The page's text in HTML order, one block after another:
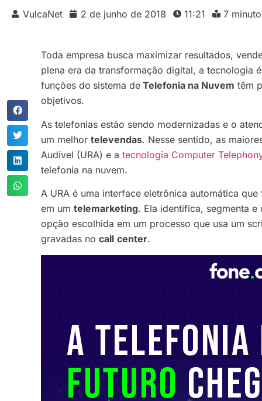
VulcaNet 2 de junho de 2018 11:21 7
Toda empresa busca maximizar resultados,
plena era da transformação digital, a tecnologia
funções do sistema de Telefonia na Nuvem têm
objetivos.
As telefonias estão sendo modernizadas e o
um melhor televendas. Nesse sentido, as
Audível (URA) e a tecnologia Computer
telefonia na nuvem.
A URA é uma interface eletrônica automática
em um telemarketing. Ela identifica, segmenta
opção escolhida em um processo que usa um
gravadas no call center.